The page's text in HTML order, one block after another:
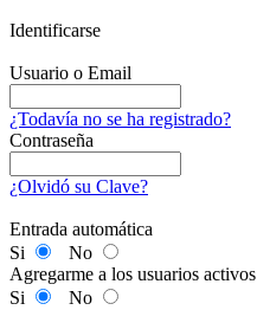
Identificarse
Usuario o Email
¿Todavía no se ha registrado?
Contraseña
¿Olvidó su Clave?
Entrada automática
Si
No
Agregarme a los usuarios activos
Si
No